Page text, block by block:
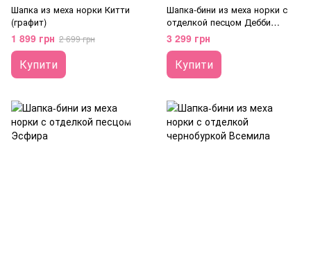
Шапка из меха норки Китти
(графит)
1 899 грн 2 699 грн
Купити
Шапка-бини из меха норки с
отделкой песцом Дебби
(черный)
3 299 грн
Купити